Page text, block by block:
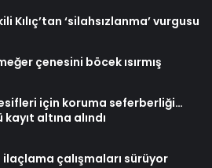
Kılıç’tan ‘silahsızlanma’ vurgusu
çenesini böcek ısırmış
için koruma seferberliği…
altına alındı
çalışmaları sürüyor